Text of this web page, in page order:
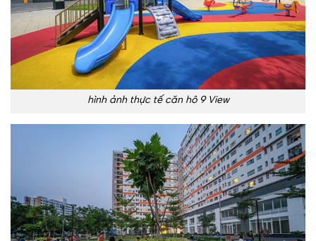
hình ảnh thực tế căn hô 9 View